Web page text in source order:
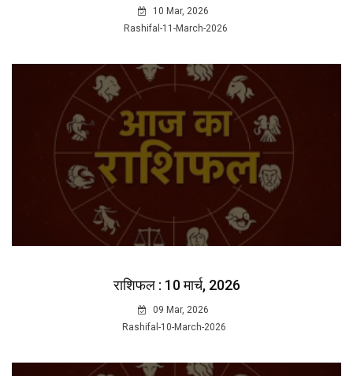
10 Mar, 2026
Rashifal-11-March-2026
राशिफल : 10 मार्च, 2026
09 Mar, 2026
Rashifal-10-March-2026